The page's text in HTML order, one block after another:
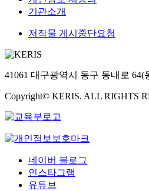
기관소개
저작물 게시중단요청
41061 대구광역시 동구 동내로 64(
Copyright© KERIS. ALL RIGHTS
네이버 블로그
인스타그램
유튜브